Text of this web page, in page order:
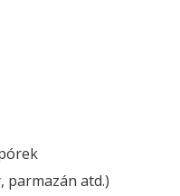
parmazán atd.)